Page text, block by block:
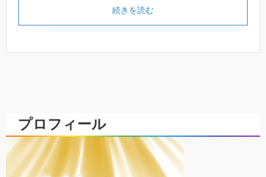
続きを読む
プロフィール